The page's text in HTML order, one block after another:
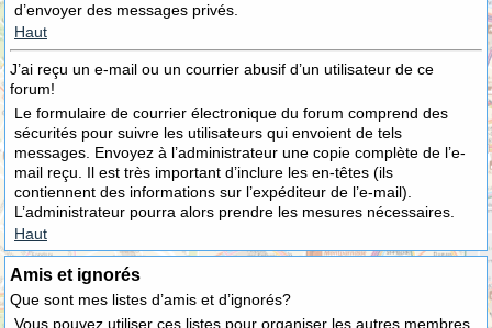
d’envoyer des messages privés.
Haut
J’ai reçu un e-mail ou un courrier abusif d’un utilisateur de ce
forum!
Le formulaire de courrier électronique du forum comprend des
sécurités pour suivre les utilisateurs qui envoient de tels
messages. Envoyez à l’administrateur une copie complète de l’e-
mail reçu. Il est très important d’inclure les en-têtes (ils
contiennent des informations sur l’expéditeur de l’e-mail).
L’administrateur pourra alors prendre les mesures nécessaires.
Haut
Amis et ignorés
Que sont mes listes d’amis et d’ignorés?
Vous pouvez utiliser ces listes pour organiser les autres membres